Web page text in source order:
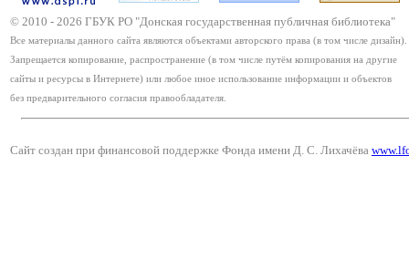
© 2010 - 2026 ГБУК РО "Донская государственная публичная библиотека"
Все материалы данного сайта являются объектами авторского права (в том числе дизайн).
Запрещается копирование, распространение (в том числе путём копирования на другие
сайты и ресурсы в Интернете) или любое иное использование информации и объектов
без предварительного согласия правообладателя.
Сайт создан при финансовой поддержке Фонда имени Д. С. Лихачёва